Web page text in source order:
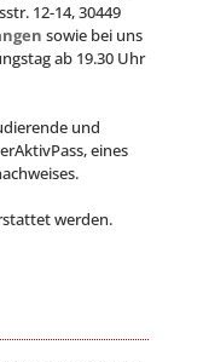
12-14, 30449
sowie bei uns
ab 19.30 Uhr
und
eines
werden.